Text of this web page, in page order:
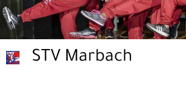
STV Marbach